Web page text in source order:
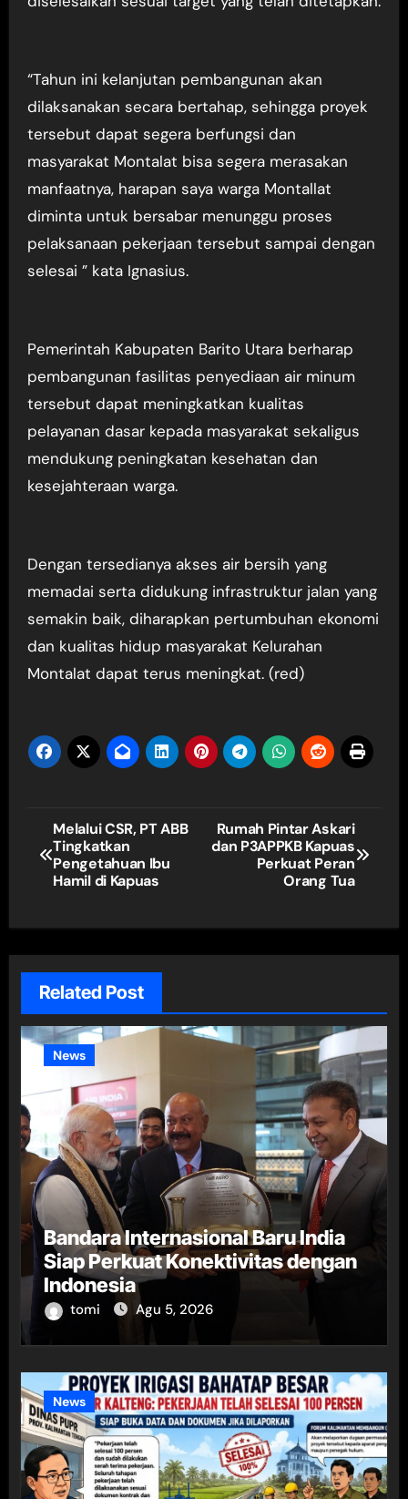
“Tahun ini kelanjutan pembangunan akan
dilaksanakan secara bertahap, sehingga proyek
tersebut dapat segera berfungsi dan
masyarakat Montalat bisa segera merasakan
manfaatnya, harapan saya warga Montallat
diminta untuk bersabar menunggu proses
pelaksanaan pekerjaan tersebut sampai dengan
selesai ” kata Ignasius.
Pemerintah Kabupaten Barito Utara berharap
pembangunan fasilitas penyediaan air minum
tersebut dapat meningkatkan kualitas
pelayanan dasar kepada masyarakat sekaligus
mendukung peningkatan kesehatan dan
kesejahteraan warga.
Dengan tersedianya akses air bersih yang
memadai serta didukung infrastruktur jalan yang
semakin baik, diharapkan pertumbuhan ekonomi
dan kualitas hidup masyarakat Kelurahan
Montalat dapat terus meningkat. (red)
Navigasi
pos
Melalui CSR, PT ABB
Tingkatkan
Pengetahuan Ibu
Hamil di Kapuas
Rumah Pintar Askari
dan P3APPKB Kapuas
Perkuat Peran
Orang Tua
Related Post
News
Bandara Internasional Baru India
Siap Perkuat Konektivitas dengan
Indonesia
tomi Agu 5, 2026
News